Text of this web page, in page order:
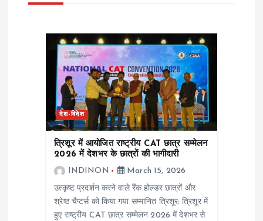
देश-विदेश
त्रिशूर में आयोजित राष्ट्रीय CAT छात्र सम्मेलन
2026 में देशभर के छात्रों की भागीदारी
INDINON
March 15, 2026
उत्कृष्ट प्रदर्शन करने वाले रैंक होल्डर छात्रों और
श्रेष्ठ चैप्टर्स को किया गया सम्मानित त्रिशूर: त्रिशूर में
हुए राष्ट्रीय CAT छात्र सम्मेलन 2026 में देशभर से